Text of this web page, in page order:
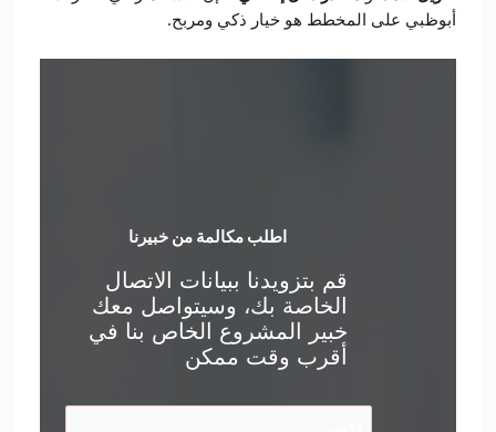
أبوظبي على المخطط هو خيار ذكي ومربح.
اطلب مكالمة من خبيرنا
قم بتزويدنا ببيانات الاتصال
الخاصة بك، وسيتواصل معك
خبير المشروع الخاص بنا في
أقرب وقت ممكن